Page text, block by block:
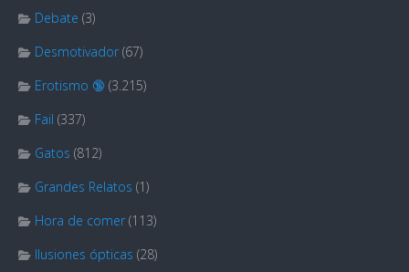
Debate (3)
Desmotivador (67)
Erotismo 🔞 (3.215)
Fail (337)
Gatos (812)
Grandes Relatos (1)
Hora de comer (113)
Ilusiones ópticas (28)